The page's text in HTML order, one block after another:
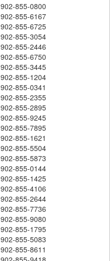
902-855-0800
902-855-6167
902-855-6725
902-855-3054
902-855-2446
902-855-6750
902-855-3445
902-855-1204
902-855-0341
902-855-2355
902-855-2895
902-855-9245
902-855-7895
902-855-1621
902-855-5504
902-855-5873
902-855-0144
902-855-1425
902-855-4106
902-855-2644
902-855-7736
902-855-9080
902-855-1795
902-855-5083
902-855-8611